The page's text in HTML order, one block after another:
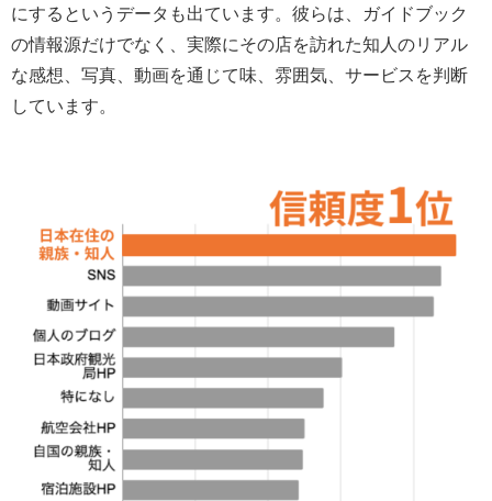
にするというデータも出ています。彼らは、ガイドブック
の情報源だけでなく、実際にその店を訪れた知人のリアル
な感想、写真、動画を通じて味、雰囲気、サービスを判断
しています。